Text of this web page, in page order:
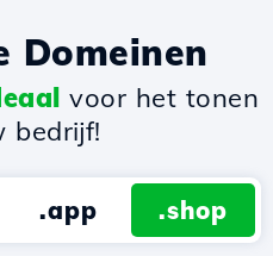
Domeinen
voor het tonen
bedrijf!
.app .shop